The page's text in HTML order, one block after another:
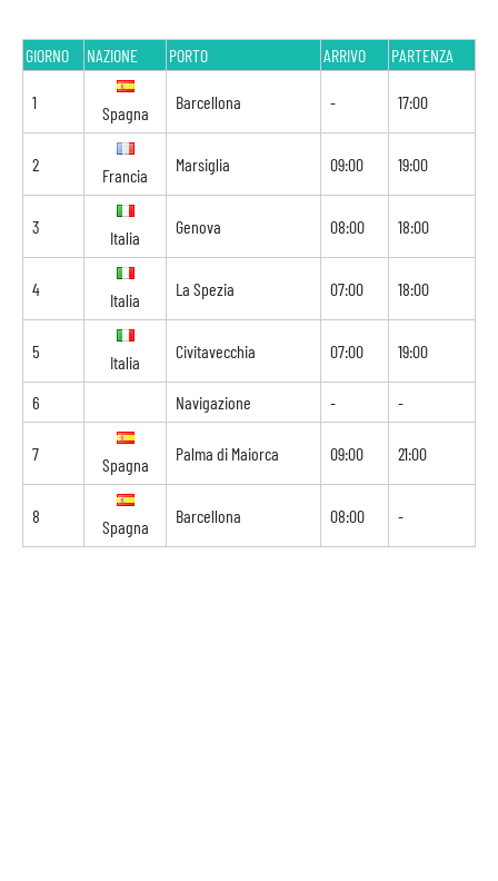
GIORNO NAZIONE PORTO ARRIVO PARTENZA
1
Spagna
Barcellona - 17:00
2
Francia
Marsiglia 09:00 19:00
3
Italia
Genova 08:00 18:00
4
Italia
La Spezia 07:00 18:00
5
Italia
Civitavecchia 07:00 19:00
6 Navigazione - -
7
Spagna
Palma di Maiorca 09:00 21:00
8
Spagna
Barcellona 08:00 -